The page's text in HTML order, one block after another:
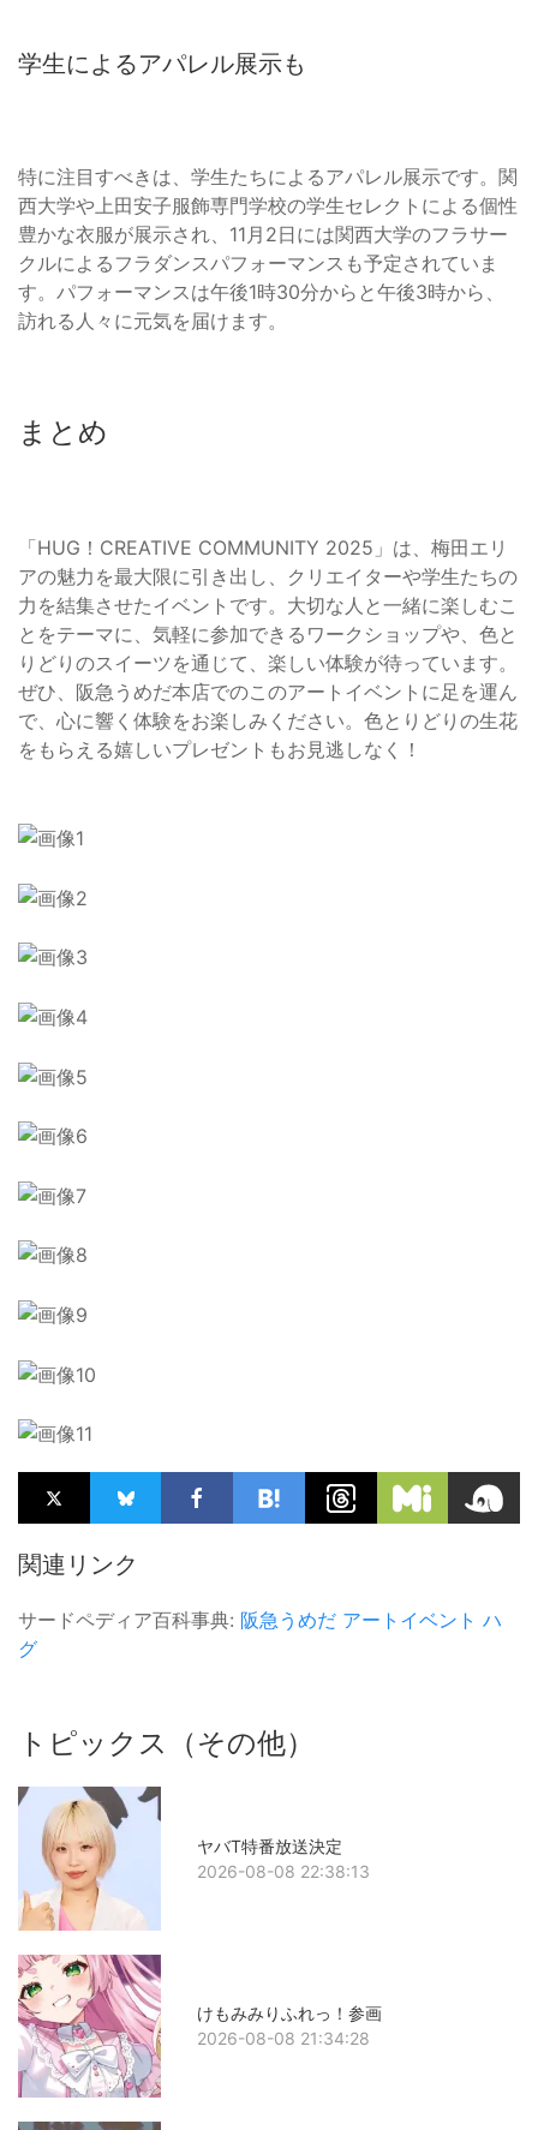
学生によるアパレル展示も
特に注目すべきは、学生たちによるアパレル展示です。関
西大学や上田安子服飾専門学校の学生セレクトによる個性
豊かな衣服が展示され、11月2日には関西大学のフラサー
クルによるフラダンスパフォーマンスも予定されていま
す。パフォーマンスは午後1時30分からと午後3時から、
訪れる人々に元気を届けます。
まとめ
「HUG！CREATIVE COMMUNITY 2025」は、梅田エリ
アの魅力を最大限に引き出し、クリエイターや学生たちの
力を結集させたイベントです。大切な人と一緒に楽しむこ
とをテーマに、気軽に参加できるワークショップや、色と
りどりのスイーツを通じて、楽しい体験が待っています。
ぜひ、阪急うめだ本店でのこのアートイベントに足を運ん
で、心に響く体験をお楽しみください。色とりどりの生花
をもらえる嬉しいプレゼントもお見逃しなく！
関連リンク
サードペディア百科事典: 阪急うめだ アートイベント ハ
グ
トピックス（その他）
ヤバT特番放送決定
2026-08-08 22:38:13
けもみみりふれっ！参画
2026-08-08 21:34:28